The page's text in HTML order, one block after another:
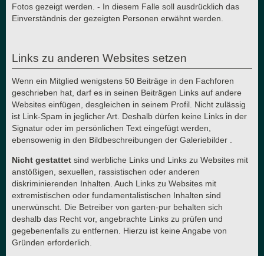
Fotos gezeigt werden. - In diesem Falle soll ausdrücklich das
Einverständnis der gezeigten Personen erwähnt werden.
Links zu anderen Websites setzen
Wenn ein Mitglied wenigstens 50 Beiträge in den Fachforen
geschrieben hat, darf es in seinen Beiträgen Links auf andere
Websites einfügen, desgleichen in seinem Profil. Nicht zulässig
ist Link-Spam in jeglicher Art. Deshalb dürfen keine Links in der
Signatur oder im persönlichen Text eingefügt werden,
ebensowenig in den Bildbeschreibungen der Galeriebilder .
Nicht gestattet sind werbliche Links und Links zu Websites mit
anstößigen, sexuellen, rassistischen oder anderen
diskriminierenden Inhalten. Auch Links zu Websites mit
extremistischen oder fundamentalistischen Inhalten sind
unerwünscht. Die Betreiber von garten-pur behalten sich
deshalb das Recht vor, angebrachte Links zu prüfen und
gegebenenfalls zu entfernen. Hierzu ist keine Angabe von
Gründen erforderlich.